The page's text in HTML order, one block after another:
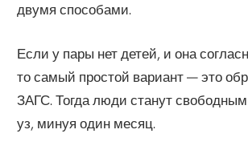
двумя способами.
Если у пары нет детей, и она
то самый простой вариант — это
ЗАГС. Тогда люди станут
уз, минуя один месяц.